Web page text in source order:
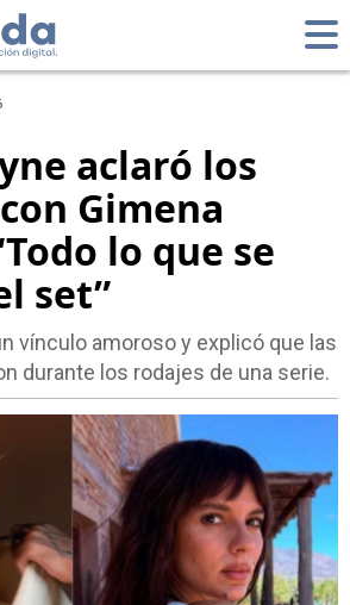
aclaró los
Gimena
lo que se
set”
vínculo amoroso y explicó que las
durante los rodajes de una serie.